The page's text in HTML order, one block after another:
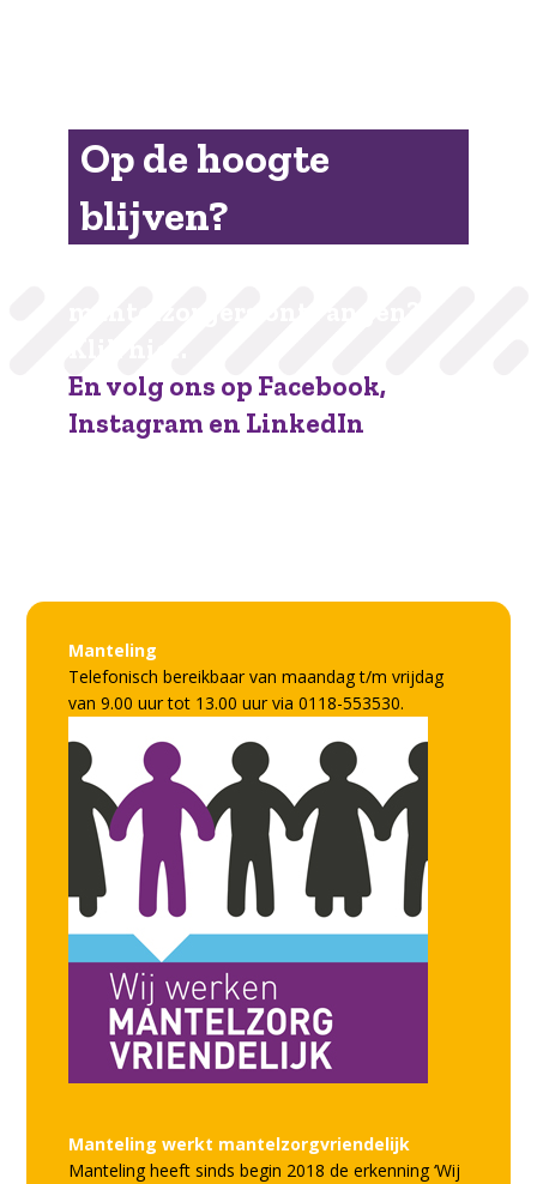
Op de hoogte
blijven?
En volg ons op Facebook,
Instagram en LinkedIn
Manteling
Telefonisch bereikbaar van maandag t/m vrijdag
van 9.00 uur tot 13.00 uur via 0118-553530.
Manteling werkt mantelzorgvriendelijk
Manteling heeft sinds begin 2018 de erkenning ‘Wij